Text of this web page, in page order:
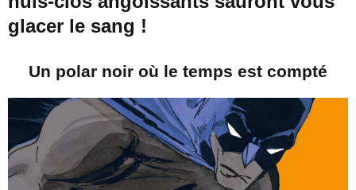
glacer le sang !
Un polar noir où le temps est compté